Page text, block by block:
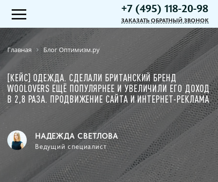
+7 (495) 118-20-98
ЗАКАЗАТЬ ОБРАТНЫЙ ЗВОНОК
Главная Блог Оптимизм.ру
[КЕЙС] ОДЕЖДА. СДЕЛАЛИ БРИТАНСКИЙ БРЕНД
WOOLOVERS ЕЩЁ ПОПУЛЯРНЕЕ И УВЕЛИЧИЛИ ЕГО ДОХОД
В 2,8 РАЗА. ПРОДВИЖЕНИЕ САЙТА И ИНТЕРНЕТ-РЕКЛАМА
НАДЕЖДА СВЕТЛОВА
Ведущий специалист